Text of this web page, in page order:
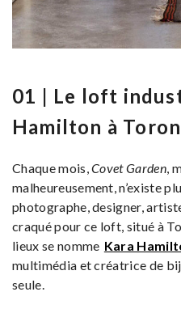
01 | Le loft
Hamilton à
Chaque mois,Covet Garden,
malheureusement, n’existe
photographe, designer,
craqué pour ce loft, situé à
lieux se nomme Kara
multimédia et créatrice de
seule.